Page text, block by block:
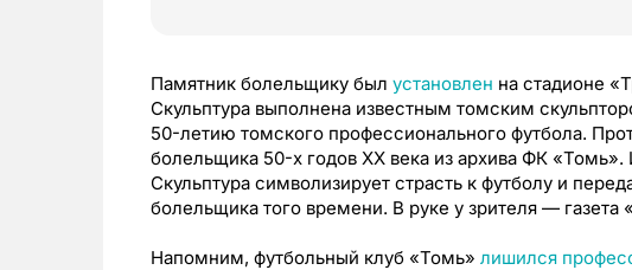
Памятник болельщику был установлен на стадионе
Скульптура выполнена известным томским
50-летию томского профессионального футбола.
болельщика 50-х годов XX века из архива ФК
Скульптура символизирует страсть к футболу и
болельщика того времени. В руке у зрителя — газета
Напомним, футбольный клуб «Томь» лишился